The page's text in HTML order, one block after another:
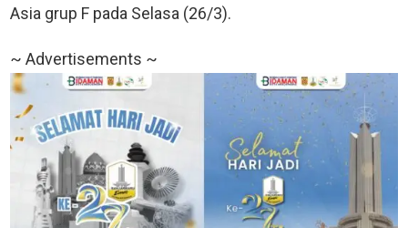
Asia grup F pada Selasa (26/3).
~ Advertisements ~